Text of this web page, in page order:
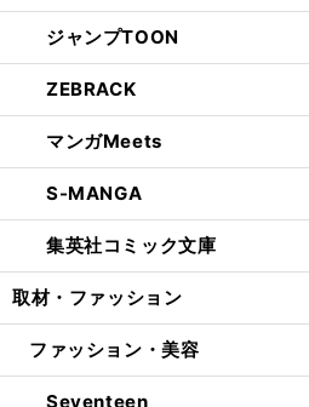
ジャンプTOON
ZEBRACK
マンガMeets
S-MANGA
集英社コミック文庫
取材・ファッション
ファッション・美容
Seventeen